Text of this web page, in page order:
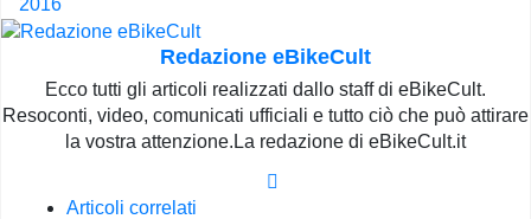
2016
Redazione eBikeCult
Ecco tutti gli articoli realizzati dallo staff di eBikeCult.
Resoconti, video, comunicati ufficiali e tutto ciò che può attirare
la vostra attenzione.La redazione di eBikeCult.it
Articoli correlati